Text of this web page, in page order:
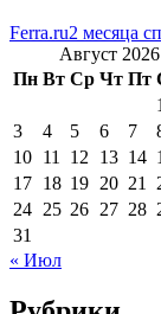
Ferra.ru2 месяца
Август 2026
Пн Вт Ср Чт Пт
3
4 5 6 7
10 11 12 13 14
17 18 19 20 21
24 25 26 27 28
31
« Июл